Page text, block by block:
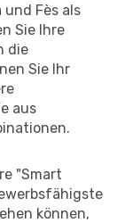
Fès als
Sie Ihre
die
Sie Ihr
aus
"Smart
können,